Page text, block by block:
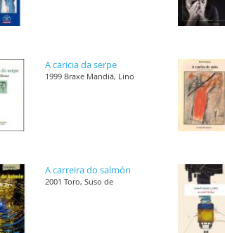
A caricia da serpe
1999 Braxe Mandiá, Lino
A carreira do salmón
2001 Toro, Suso de